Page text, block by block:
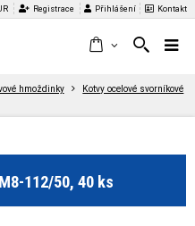
Registrace Přihlášení Kontakt
hmoždinky
Kotvy ocelové svorníkové
112/50, 40 ks